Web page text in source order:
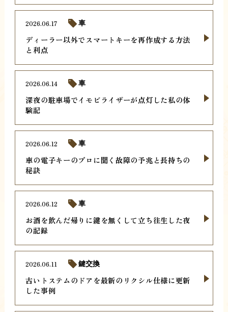
ディーラー以外でスマートキーを再作成する方法
と利点
2026.06.17 車
深夜の駐車場でイモビライザーが点灯した私の体
験記
2026.06.14 車
車の電子キーのプロに聞く故障の予兆と長持ちの
秘訣
2026.06.12 車
お酒を飲んだ帰りに鍵を無くして立ち往生した夜
の記録
2026.06.12 車
古いトステムのドアを最新のリクシル仕様に更新
した事例
2026.06.11 鍵交換